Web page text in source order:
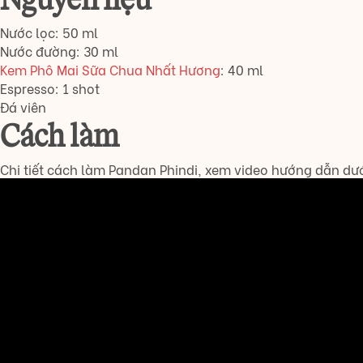
Nước lọc: 50 ml
Nước đường: 30 ml
Kem Phô Mai Sữa Chua Nhất Hương: 40 ml
Espresso: 1 shot
Đá viên
Cách làm
Chi tiết cách làm Pandan Phindi, xem video hướng dẫn